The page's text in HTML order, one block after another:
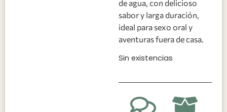
de agua, con delicioso
sabor y larga duración,
ideal para sexo oral y
aventuras fuera de casa.
Sin existencias